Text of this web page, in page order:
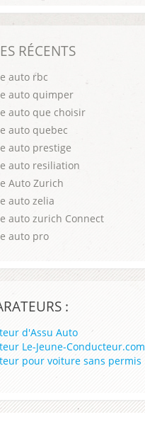
RÉCENTS
auto rbc
auto quimper
auto que choisir
auto quebec
auto prestige
auto resiliation
Auto Zurich
auto zelia
auto zurich Connect
auto pro
:
d'Assu Auto
Le-Jeune-Conducteur.com
pour voiture sans permis